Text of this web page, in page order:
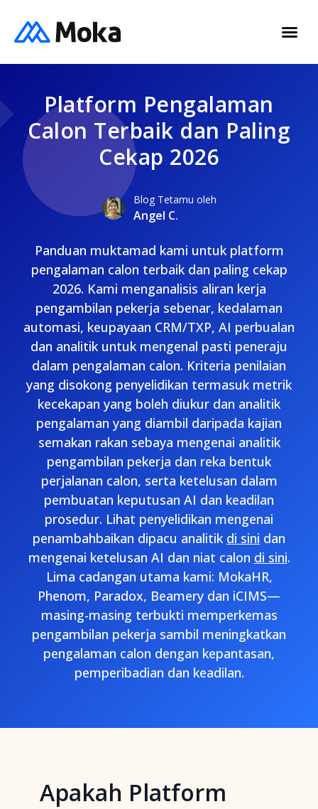
Platform Pengalaman
Calon Terbaik dan Paling
Cekap 2026
Blog Tetamu oleh
Angel C.
Panduan muktamad kami untuk platform
pengalaman calon terbaik dan paling cekap
2026. Kami menganalisis aliran kerja
pengambilan pekerja sebenar, kedalaman
automasi, keupayaan CRM/TXP, AI perbualan
dan analitik untuk mengenal pasti peneraju
dalam pengalaman calon. Kriteria penilaian
yang disokong penyelidikan termasuk metrik
kecekapan yang boleh diukur dan analitik
pengalaman yang diambil daripada kajian
semakan rakan sebaya mengenai analitik
pengambilan pekerja dan reka bentuk
perjalanan calon, serta ketelusan dalam
pembuatan keputusan AI dan keadilan
prosedur. Lihat penyelidikan mengenai
penambahbaikan dipacu analitik di sini dan
mengenai ketelusan AI dan niat calon di sini.
Lima cadangan utama kami: MokaHR,
Phenom, Paradox, Beamery dan iCIMS—
masing-masing terbukti memperkemas
pengambilan pekerja sambil meningkatkan
pengalaman calon dengan kepantasan,
pemperibadian dan keadilan.
Apakah Platform